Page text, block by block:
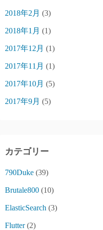
2018年2月 (3)
2018年1月 (1)
2017年12月 (1)
2017年11月 (1)
2017年10月 (5)
2017年9月 (5)
カテゴリー
790Duke (39)
Brutale800 (10)
ElasticSearch (3)
Flutter(2)